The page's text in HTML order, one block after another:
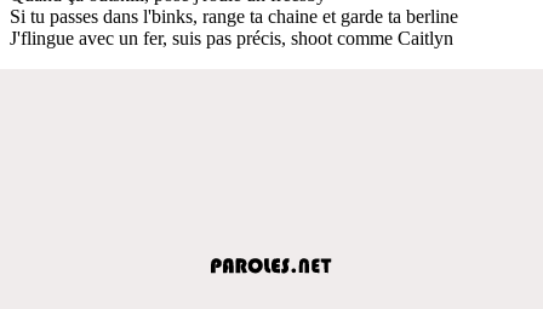
Si tu passes dans l'binks, range ta chaine et garde ta berline
J'flingue avec un fer, suis pas précis, shoot comme Caitlyn